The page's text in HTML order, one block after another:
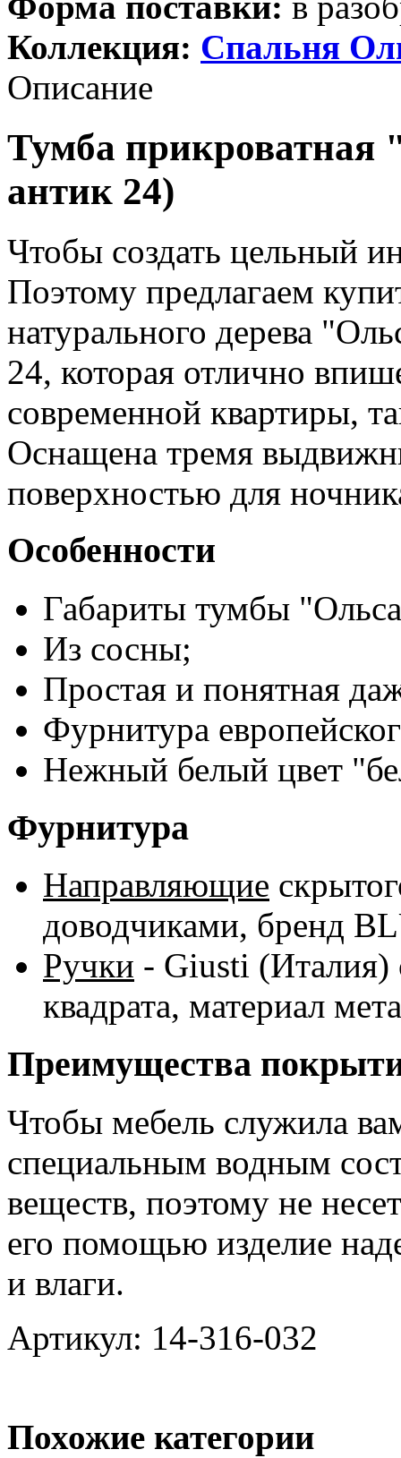
Коллекция: Спальня
Описание
Тумба
антик 24)
Чтобы создать цельный
Поэтому предлагаем
натурального дерева
24, которая отлично
современной квартиры,
Оснащена тремя
поверхностью для
Особенности
Габариты тумбы
Из сосны;
Простая и понятная
Фурнитура
Нежный белый цвет
Фурнитура
Направляющие
доводчиками, бренд
Ручки - Giusti (Италия)
квадрата, материал
Преимущества
Чтобы мебель служила
специальным водным
веществ, поэтому не
его помощью изделие
и влаги.
Артикул: 14-316-032
Похожие категории